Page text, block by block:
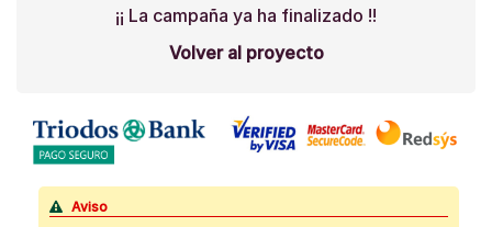
¡¡ La campaña ya ha finalizado !!
Volver al proyecto
Aviso